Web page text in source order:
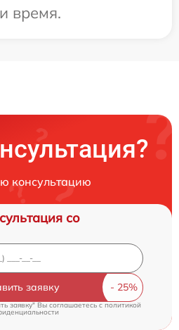
время.
консультацию
со
заявку
заявку" Вы соглашаетесь cполитикой